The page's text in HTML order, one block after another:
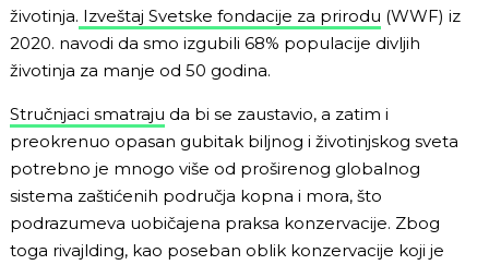
životinja. Izveštaj Svetske fondacije za prirodu (WWF) iz
2020. navodi da smo izgubili 68% populacije divljih
životinja za manje od 50 godina.
Stručnjaci smatraju da bi se zaustavio, a zatim i
preokrenuo opasan gubitak biljnog i životinjskog sveta
potrebno je mnogo više od proširenog globalnog
sistema zaštićenih područja kopna i mora, što
podrazumeva uobičajena praksa konzervacije. Zbog
toga rivajlding, kao poseban oblik konzervacije koji je